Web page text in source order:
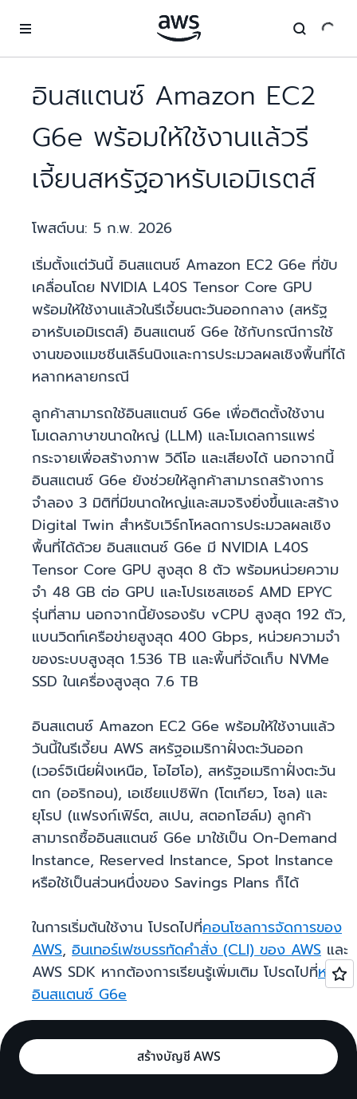
อินสแตนซ์ Amazon EC2
G6e พร้อมให้ใช้งานแล้วรี
เจี้ยนสหรัฐอาหรับเอมิเรตส์
โพสต์บน: 5 ก.พ. 2026
เริ่มตั้งแต่วันนี้ อินสแตนซ์ Amazon EC2 G6e ที่ขับ
เคลื่อนโดย NVIDIA L40S Tensor Core GPU
พร้อมให้ใช้งานแล้วในรีเจี้ยนตะวันออกกลาง (สหรัฐ
อาหรับเอมิเรตส์) อินสแตนซ์ G6e ใช้กับกรณีการใช้
งานของแมชชีนเลิร์นนิงและการประมวลผลเชิงพื้นที่ได้
หลากหลายกรณี
ลูกค้าสามารถใช้อินสแตนซ์ G6e เพื่อติดตั้งใช้งาน
โมเดลภาษาขนาดใหญ่ (LLM) และโมเดลการแพร่
กระจายเพื่อสร้างภาพ วิดีโอ และเสียงได้ นอกจากนี้
อินสแตนซ์ G6e ยังช่วยให้ลูกค้าสามารถสร้างการ
จำลอง 3 มิติที่มีขนาดใหญ่และสมจริงยิ่งขึ้นและสร้าง
Digital Twin สำหรับเวิร์กโหลดการประมวลผลเชิง
พื้นที่ได้ด้วย อินสแตนซ์ G6e มี NVIDIA L40S
Tensor Core GPU สูงสุด 8 ตัว พร้อมหน่วยความ
จำ 48 GB ต่อ GPU และโปรเซสเซอร์ AMD EPYC
รุ่นที่สาม นอกจากนี้ยังรองรับ vCPU สูงสุด 192 ตัว,
แบนวิดท์เครือข่ายสูงสุด 400 Gbps, หน่วยความจำ
ของระบบสูงสุด 1.536 TB และพื้นที่จัดเก็บ NVMe
SSD ในเครื่องสูงสุด 7.6 TB
อินสแตนซ์ Amazon EC2 G6e พร้อมให้ใช้งานแล้ว
วันนี้ในรีเจี้ยน AWS สหรัฐอเมริกาฝั่งตะวันออก
(เวอร์จิเนียฝั่งเหนือ, โอไฮโอ), สหรัฐอเมริกาฝั่งตะวัน
ตก (ออริกอน), เอเชียแปซิฟิก (โตเกียว, โซล) และ
ยุโรป (แฟรงก์เฟิร์ต, สเปน, สตอกโฮล์ม) ลูกค้า
สามารถซื้ออินสแตนซ์ G6e มาใช้เป็น On-Demand
Instance, Reserved Instance, Spot Instance
หรือใช้เป็นส่วนหนึ่งของ Savings Plans ก็ได้
ในการเริ่มต้นใช้งาน โปรดไปที่คอนโซลการจัดการของ
AWS, อินเทอร์เฟซบรรทัดคำสั่ง (CLI) ของ AWS และ
AWS SDK หากต้องการเรียนรู้เพิ่มเติม โปรดไปที่หน้า
อินสแตนซ์ G6e
สร้างบัญชี AWS